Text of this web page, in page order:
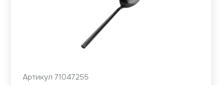
Артикул 71047255